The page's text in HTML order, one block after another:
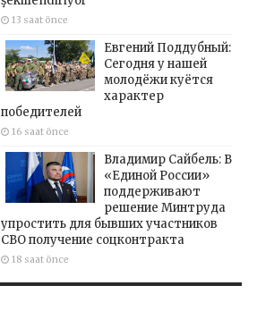
13 saat önce
Евгений Поддубный:
Сегодня у нашей
молодёжи куётся
характер
победителей
16 saat önce
Владимир Сайбель: В
«Единой России»
поддерживают
решение Минтруда
упростить для бывших участников
СВО получение соцконтракта
18 saat önce